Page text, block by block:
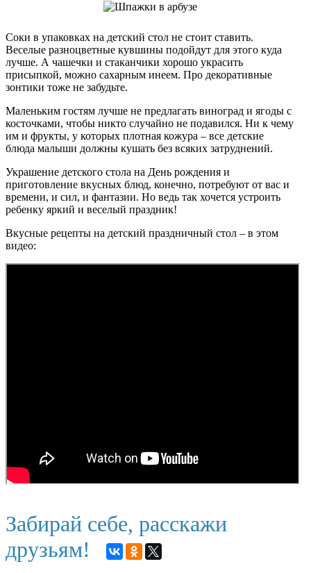
Соки в упаковках на детский стол не стоит ставить.
Веселые разноцветные кувшины подойдут для этого куда
лучше. А чашечки и стаканчики хорошо украсить
присыпкой, можно сахарным инеем. Про декоративные
зонтики тоже не забудьте.
Маленьким гостям лучше не предлагать виноград и ягоды с
косточками, чтобы никто случайно не подавился. Ни к чему
им и фрукты, у которых плотная кожура – все детские
блюда малыши должны кушать без всяких затруднений.
Украшение детского стола на День рождения и
приготовление вкусных блюд, конечно, потребуют от вас и
времени, и сил, и фантазии. Но ведь так хочется устроить
ребенку яркий и веселый праздник!
Вкусные рецепты на детский праздничный стол – в этом
видео:
Забирай себе, расскажи
друзьям!